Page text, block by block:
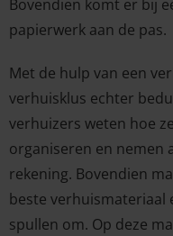
Bovendien komt er bij
papierwerk aan de pas.
Met de hulp van een
verhuisklus echter
verhuizers weten hoe
organiseren en nemen
rekening. Bovendien
beste verhuismateriaal
spullen om. Op deze